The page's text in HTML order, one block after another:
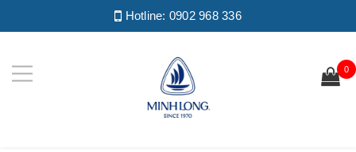
Hotline: 0902 968 336
0